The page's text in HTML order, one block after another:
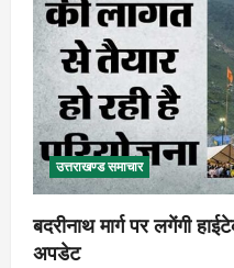
उत्तराखण्ड समाचार
बदरीनाथ मार्ग पर लगेंगी
अपडेट